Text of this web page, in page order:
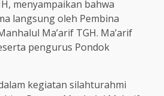
menyampaikan bahwa
langsung oleh Pembina
Ma’arif TGH. Ma’arif
pengurus Pondok
kegiatan silahturahmi